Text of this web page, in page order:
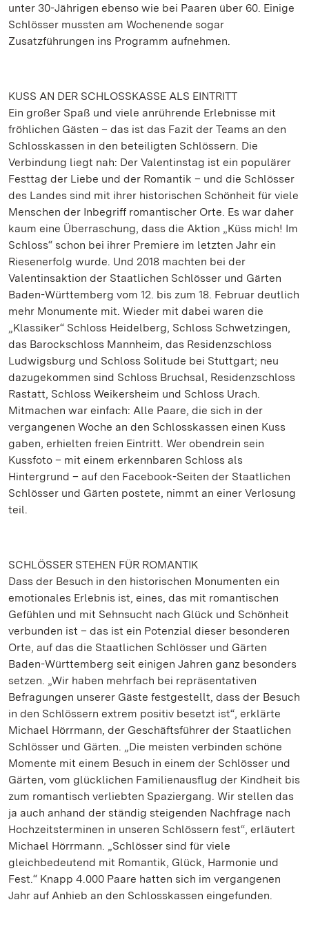
unter 30-Jährigen ebenso wie bei Paaren über 60. Einige
Schlösser mussten am Wochenende sogar
Zusatzführungen ins Programm aufnehmen.
KUSS AN DER SCHLOSSKASSE ALS EINTRITT
Ein großer Spaß und viele anrührende Erlebnisse mit
fröhlichen Gästen – das ist das Fazit der Teams an den
Schlosskassen in den beteiligten Schlössern. Die
Verbindung liegt nah: Der Valentinstag ist ein populärer
Festtag der Liebe und der Romantik – und die Schlösser
des Landes sind mit ihrer historischen Schönheit für viele
Menschen der Inbegriff romantischer Orte. Es war daher
kaum eine Überraschung, dass die Aktion „Küss mich! Im
Schloss“ schon bei ihrer Premiere im letzten Jahr ein
Riesenerfolg wurde. Und 2018 machten bei der
Valentinsaktion der Staatlichen Schlösser und Gärten
Baden-Württemberg vom 12. bis zum 18. Februar deutlich
mehr Monumente mit. Wieder mit dabei waren die
„Klassiker“ Schloss Heidelberg, Schloss Schwetzingen,
das Barockschloss Mannheim, das Residenzschloss
Ludwigsburg und Schloss Solitude bei Stuttgart; neu
dazugekommen sind Schloss Bruchsal, Residenzschloss
Rastatt, Schloss Weikersheim und Schloss Urach.
Mitmachen war einfach: Alle Paare, die sich in der
vergangenen Woche an den Schlosskassen einen Kuss
gaben, erhielten freien Eintritt. Wer obendrein sein
Kussfoto – mit einem erkennbaren Schloss als
Hintergrund – auf den Facebook-Seiten der Staatlichen
Schlösser und Gärten postete, nimmt an einer Verlosung
teil.
SCHLÖSSER STEHEN FÜR ROMANTIK
Dass der Besuch in den historischen Monumenten ein
emotionales Erlebnis ist, eines, das mit romantischen
Gefühlen und mit Sehnsucht nach Glück und Schönheit
verbunden ist – das ist ein Potenzial dieser besonderen
Orte, auf das die Staatlichen Schlösser und Gärten
Baden-Württemberg seit einigen Jahren ganz besonders
setzen. „Wir haben mehrfach bei repräsentativen
Befragungen unserer Gäste festgestellt, dass der Besuch
in den Schlössern extrem positiv besetzt ist“, erklärte
Michael Hörrmann, der Geschäftsführer der Staatlichen
Schlösser und Gärten. „Die meisten verbinden schöne
Momente mit einem Besuch in einem der Schlösser und
Gärten, vom glücklichen Familienausflug der Kindheit bis
zum romantisch verliebten Spaziergang. Wir stellen das
ja auch anhand der ständig steigenden Nachfrage nach
Hochzeitsterminen in unseren Schlössern fest“, erläutert
Michael Hörrmann. „Schlösser sind für viele
gleichbedeutend mit Romantik, Glück, Harmonie und
Fest.“ Knapp 4.000 Paare hatten sich im vergangenen
Jahr auf Anhieb an den Schlosskassen eingefunden.